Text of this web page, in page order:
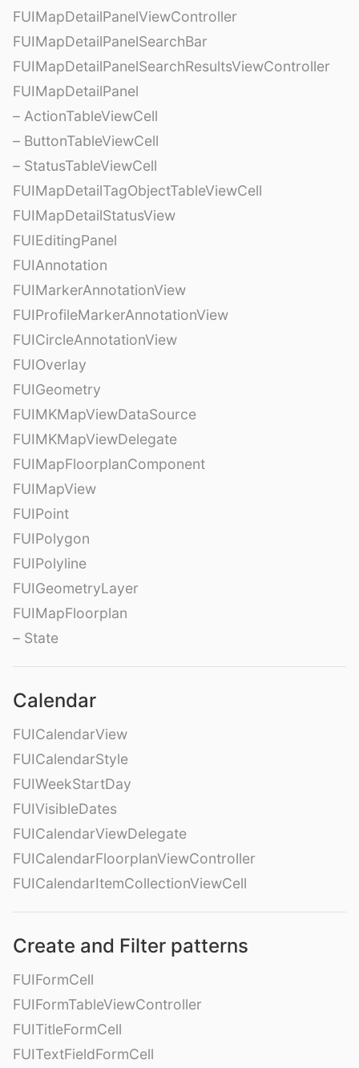
FUIMapDetailPanelViewController
FUIMapDetailPanelSearchBar
FUIMapDetailPanelSearchResultsViewController
FUIMapDetailPanel
– ActionTableViewCell
– ButtonTableViewCell
– StatusTableViewCell
FUIMapDetailTagObjectTableViewCell
FUIMapDetailStatusView
FUIEditingPanel
FUIAnnotation
FUIMarkerAnnotationView
FUIProfileMarkerAnnotationView
FUICircleAnnotationView
FUIOverlay
FUIGeometry
FUIMKMapViewDataSource
FUIMKMapViewDelegate
FUIMapFloorplanComponent
FUIMapView
FUIPoint
FUIPolygon
FUIPolyline
FUIGeometryLayer
FUIMapFloorplan
– State
Calendar
FUICalendarView
FUICalendarStyle
FUIWeekStartDay
FUIVisibleDates
FUICalendarViewDelegate
FUICalendarFloorplanViewController
FUICalendarItemCollectionViewCell
Create and Filter patterns
FUIFormCell
FUIFormTableViewController
FUITitleFormCell
FUITextFieldFormCell